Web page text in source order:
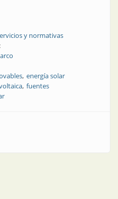
y normativas
energía solar
fuentes
| Vademarco: tecnología